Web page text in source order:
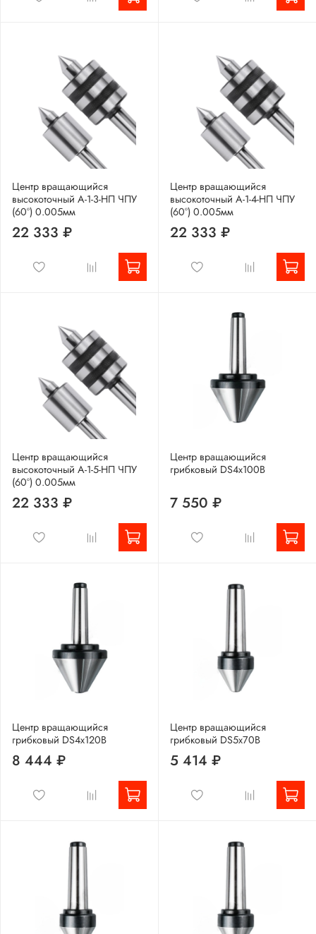
Центр вращающийся
высокоточный A-1-3-HП ЧПУ
(60°) 0.005мм
22 333 ₽
Центр вращающийся
высокоточный A-1-4-HП ЧПУ
(60°) 0.005мм
22 333 ₽
Центр вращающийся
высокоточный A-1-5-HП ЧПУ
(60°) 0.005мм
22 333 ₽
Центр вращающийся
грибковый DS4x100B
7 550 ₽
Центр вращающийся
грибковый DS4x120B
8 444 ₽
Центр вращающийся
грибковый DS5x70B
5 414 ₽